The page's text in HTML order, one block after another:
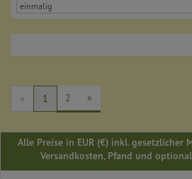
« 1 2 »
Alle Preise in EUR (€) inkl. gesetzlicher
Versandkosten, Pfand und